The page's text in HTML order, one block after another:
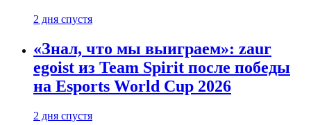
2 дня спустя
«Знал, что мы выиграем»: zaur
egoist из Team Spirit после победы
на Esports World Cup 2026
2 дня спустя